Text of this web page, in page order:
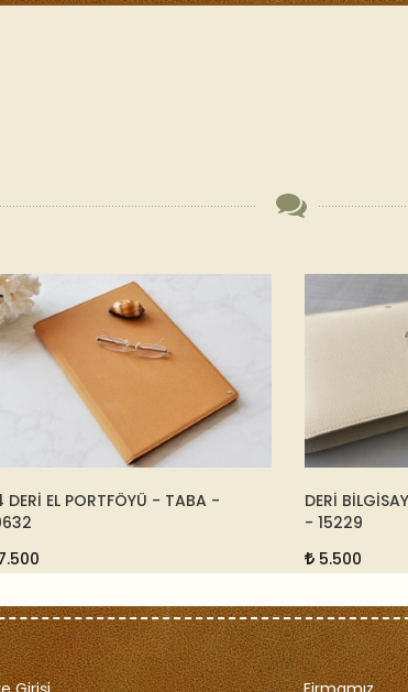
DERİ EL PORTFÖYÜ - TABA -
DERİ
- 15229
5.500